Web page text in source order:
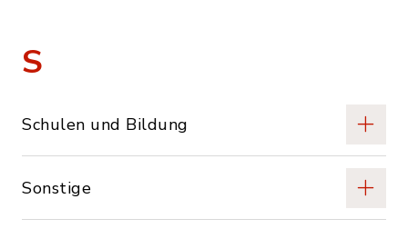
S
Schulen und Bildung
Sonstige